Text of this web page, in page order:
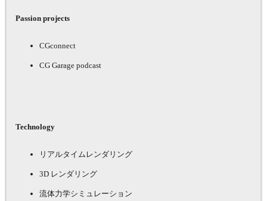
Passion projects
CGconnect
CG Garage podcast
Technology
リアルタイムレンダリング
3D レンダリング
流体力学シミュレーション